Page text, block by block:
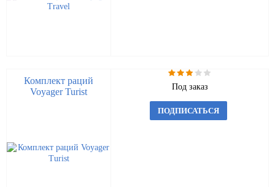
Комплект раций
Voyager Turist
Под заказ
ПОДПИСАТЬСЯ